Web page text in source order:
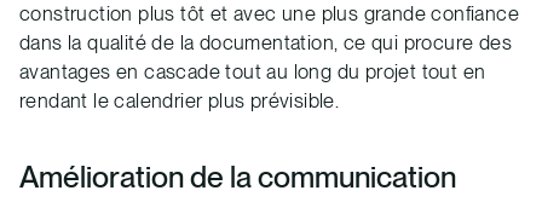
construction plus tôt et avec une plus grande confiance
dans la qualité de la documentation, ce qui procure des
avantages en cascade tout au long du projet tout en
rendant le calendrier plus prévisible.
Amélioration de la communication